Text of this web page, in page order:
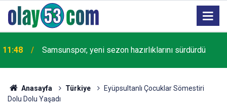
11:29
arasında yeni bir savaş çıkarıp çıkarmadığı
tartışılıyor
Anasayfa Türkiye
Eyüpsultanlı Çocuklar Sömestiri
Dolu Dolu Yaşadı